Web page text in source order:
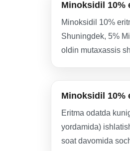
Minoksidil 10%
Minoksidil 10%
Shuningdek, 5%
oldin mutaxassis
Minoksidil 10%
Eritma odatda
yordamida)
soat davomida